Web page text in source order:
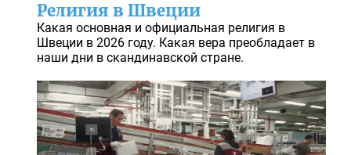
Религия в Швеции
Какая основная и официальная религия в
Швеции в 2026 году. Какая вера преобладает в
наши дни в скандинавской стране.